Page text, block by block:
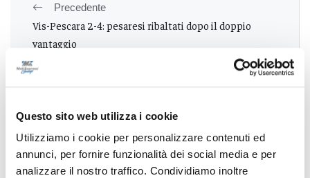
Questo sito web utilizza i cookie
Utilizziamo i cookie per personalizzare contenuti ed
annunci, per fornire funzionalità dei social media e per
analizzare il nostro traffico. Condividiamo inoltre
Precedente
Vis-Pescara 2-4: pesaresi ribaltati dopo il doppio
vantaggio
Ancona - Delegazione britannica in ospedale per le
innovazioni della cardiochirurgia